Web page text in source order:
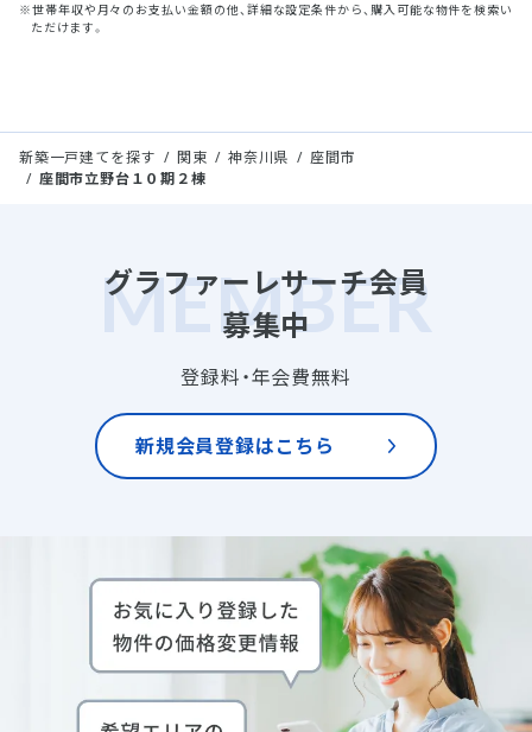
※世帯年収や月々のお支払い金額の他、詳細な設定条件から、購入可能な物件を検索い
ただけます。
新築一戸建てを探す 関東 神奈川県
座間市
座間市立野台１０期２棟
グラファーレサーチ会員
募集中
登録料・年会費無料
新規会員登録はこちら